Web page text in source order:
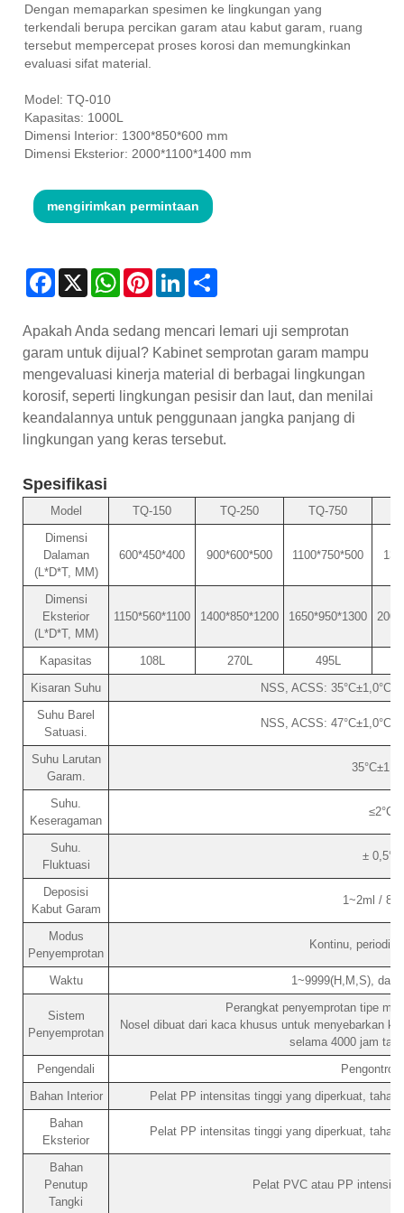
Dengan memaparkan spesimen ke lingkungan yang
terkendali berupa percikan garam atau kabut garam, ruang
tersebut mempercepat proses korosi dan memungkinkan
evaluasi sifat material.
Model: TQ-010
Kapasitas: 1000L
Dimensi Interior: 1300*850*600 mm
Dimensi Eksterior: 2000*1100*1400 mm
mengirimkan permintaan
Facebook
X WhatsAppPinterestLinkedIn
Apakah Anda sedang mencari lemari uji semprotan
garam untuk dijual? Kabinet semprotan garam mampu
mengevaluasi kinerja material di berbagai lingkungan
korosif, seperti lingkungan pesisir dan laut, dan menilai
keandalannya untuk penggunaan jangka panjang di
lingkungan yang keras tersebut.
Spesifikasi
Model TQ-150 TQ-250 TQ-750
Dimensi
Dalaman
(L*D*T, MM)
600*450*400 900*600*500 1100*750*500
Dimensi
Eksterior
(L*D*T, MM)
1150*560*1100 1400*850*1200 1650*950*1300
Kapasitas 108L 270L
495L
Kisaran Suhu
NSS, ACSS: 35°C±1,0°C /
Suhu Barel
Satuasi.
NSS, ACSS: 47°C±1,0°C /
Suhu Larutan
Garam.
Suhu.
Keseragaman
≤2°C
Suhu.
Fluktuasi
± 0,5°C
Deposisi
Kabut Garam
1~2ml /
Modus
Penyemprotan
Kontinu, periodik
Waktu 1~9999(H,M,S),
Sistem
Penyemprotan
Perangkat penyemprotan tipe
Nosel dibuat dari kaca khusus untuk menyebarkan
selama 4000 jam
Pengendali
Pengontrol
Bahan Interior
Pelat PP intensitas tinggi yang diperkuat,
Bahan
Eksterior
Pelat PP intensitas tinggi yang diperkuat,
Bahan
Penutup
Tangki
Pelat PVC atau PP